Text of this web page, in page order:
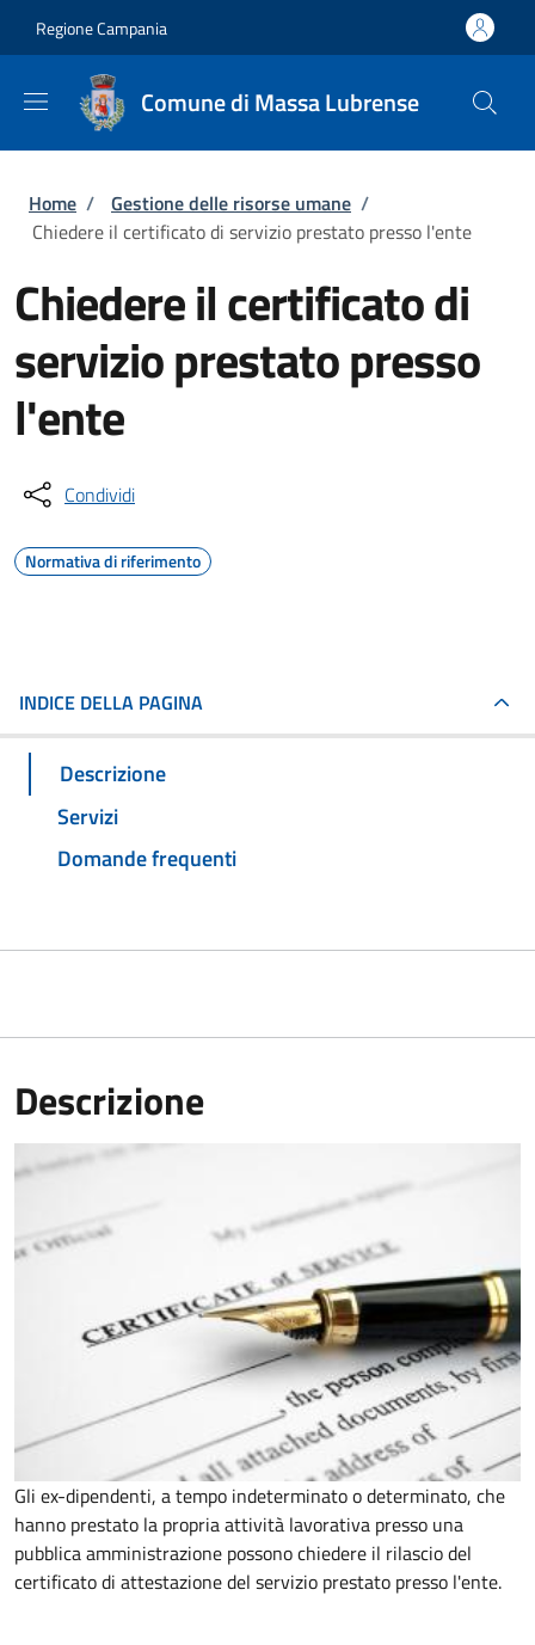
Regione Campania
Comune di Massa Lubrense
Briciole di pane
Home / Gestione delle risorse umane /
Chiedere il certificato di servizio prestato presso l'ente
Chiedere il certificato di
servizio prestato presso
l'ente
Condividi
Normativa di riferimento
INDICE DELLA PAGINA
Descrizione
Servizi
Domande frequenti
Descrizione
Gli ex-dipendenti, a tempo indeterminato o determinato, che
hanno prestato la propria attività lavorativa presso una
pubblica amministrazione possono chiedere il rilascio del
certificato di attestazione del servizio prestato presso l'ente.